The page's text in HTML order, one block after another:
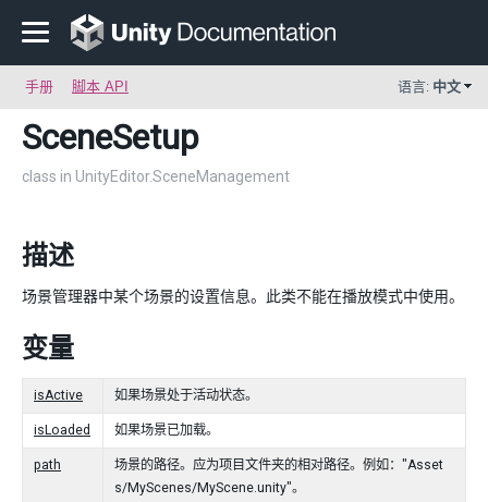
手册 脚本 API 语言: 中文
SceneSetup
class in UnityEditor.SceneManagement
描述
场景管理器中某个场景的设置信息。此类不能在播放模式中使用。
变量
isActive 如果场景处于活动状态。
isLoaded 如果场景已加载。
path
场景的路径。应为项目文件夹的相对路径。例如："Asset
s/MyScenes/MyScene.unity"。